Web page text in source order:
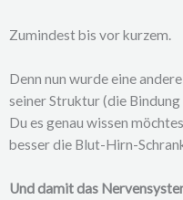
Zumindest bis vor kurzem.
Denn nun wurde eine
seiner Struktur (die
Du es genau wissen
besser die Blut-Hirn-
Und damit das